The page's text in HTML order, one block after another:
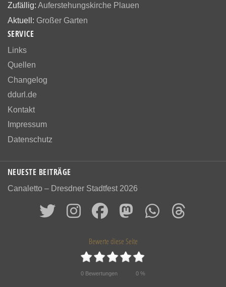
Zufällig: Auferstehungskirche Plauen
Aktuell: Großer Garten
SERVICE
Links
Quellen
Changelog
ddurl.de
Kontakt
Impressum
Datenschutz
NEUESTE BEITRÄGE
Canaletto – Dresdner Stadtfest 2026
Bewerte diese Seite
0 Bewertungen 0 %